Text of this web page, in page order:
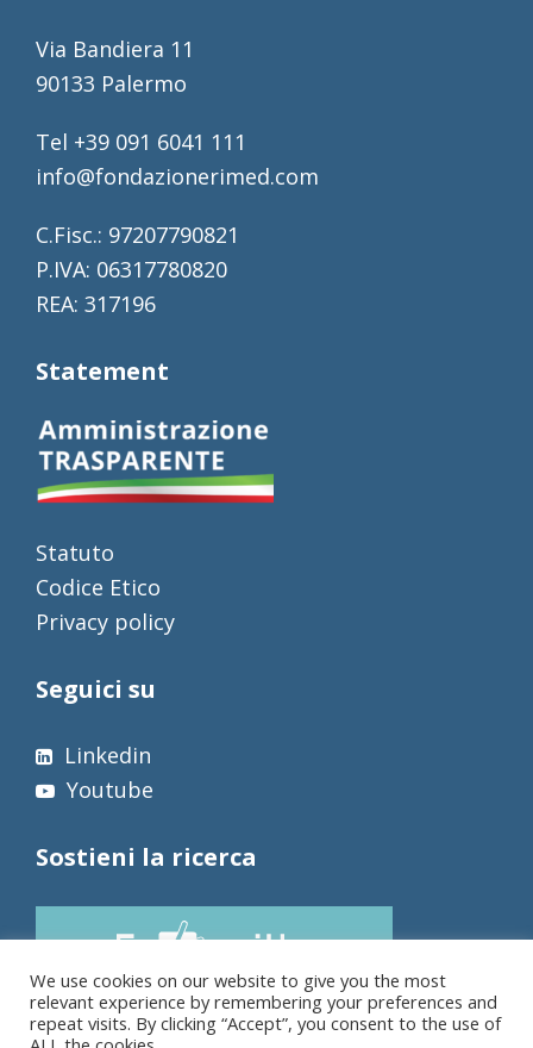
Via Bandiera 11
90133 Palermo
Tel +39 091 6041 111
info@fondazionerimed.com
C.Fisc.: 97207790821
P.IVA: 06317780820
REA: 317196
Statement
Statuto
Codice Etico
Privacy policy
Seguici su
Linkedin
Youtube
Sostieni la ricerca
We use cookies on our website to give you the most
relevant experience by remembering your preferences and
repeat visits. By clicking “Accept”, you consent to the use of